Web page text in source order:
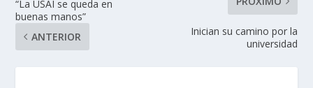
“La USAI se queda en
buenas manos”
ANTERIOR
Inician su camino por la
universidad